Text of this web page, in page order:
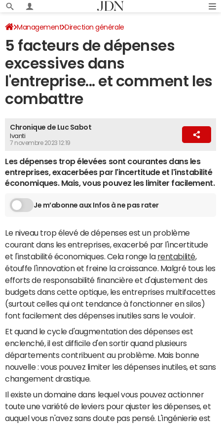
Management Direction générale
5 facteurs de dépenses
excessives dans
l'entreprise... et comment les
combattre
Chronique de Luc Sabot
Ivanti
7 novembre 2023 12:19
Les dépenses trop élevées sont courantes dans les
entreprises, exacerbées par l'incertitude et l'instabilité
économiques. Mais, vous pouvez les limiter facilement.
Je m’abonne aux Infos à ne pas rater
Le niveau trop élevé de dépenses est un problème
courant dans les entreprises, exacerbé par l'incertitude
et l'instabilité économiques. Cela ronge la rentabilité,
étouffe l'innovation et freine la croissance. Malgré tous les
efforts de responsabilité financière et d'ajustement des
budgets dans cette optique, les entreprises multifacettes
(surtout celles qui ont tendance à fonctionner en silos)
font facilement des dépenses inutiles sans le vouloir.
Et quand le cycle d'augmentation des dépenses est
enclenché, il est difficile d'en sortir quand plusieurs
départements contribuent au problème. Mais bonne
nouvelle : vous pouvez limiter les dépenses inutiles, et sans
changement drastique.
Il existe un domaine dans lequel vous pouvez actionner
toute une variété de leviers pour ajuster les dépenses, et
auquel vous n'avez sans doute pas pensé. L'ingénierie est